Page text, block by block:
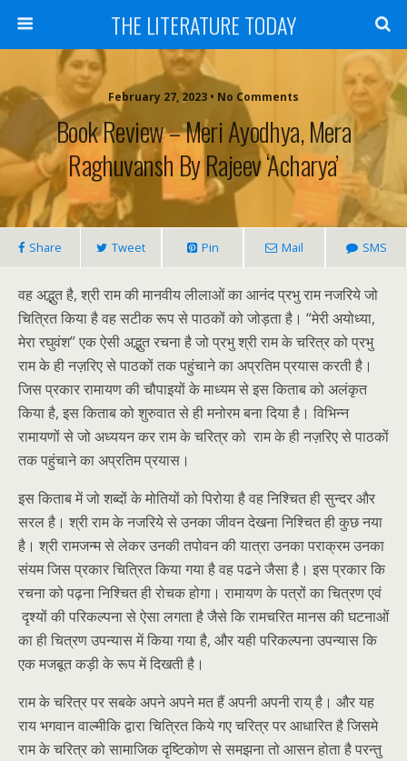
THE LITERATURE TODAY
February 27, 2023 • No Comments
Book Review – Meri Ayodhya, Mera
Raghuvansh By Rajeev ‘Acharya’
Share Tweet Pin Mail SMS
वह अद्भुत है, श्री राम की मानवीय लीलाओं का आनंद प्रभु राम नजरिये जो
चित्रित किया है वह सटीक रूप से पाठकों को जोड़ता है। “मेरी अयोध्या,
मेरा रघुवंश” एक ऐसी अद्भुत रचना है जो प्रभु श्री राम के चरित्र को प्रभु
राम के ही नज़रिए से पाठकों तक पहुंचाने का अप्रतिम प्रयास करती है।
जिस प्रकार रामायण की चौपाइयों के माध्यम से इस किताब को अलंकृत
किया है, इस किताब को शुरुवात से ही मनोरम बना दिया है। विभिन्न
रामायणों से जो अध्ययन कर राम के चरित्र को राम के ही नज़रिए से पाठकों
तक पहुंचाने का अप्रतिम प्रयास।
इस किताब में जो शब्दों के मोतियों को पिरोया है वह निश्चित ही सुन्दर और
सरल है। श्री राम के नजरिये से उनका जीवन देखना निश्चित ही कुछ नया
है। श्री रामजन्म से लेकर उनकी तपोवन की यात्रा उनका पराक्रम उनका
संयम जिस प्रकार चित्रित किया गया है वह पढने जैसा है। इस प्रकार कि
रचना को पढ़ना निश्चित ही रोचक होगा। रामायण के पत्रों का चित्रण एवं
दृश्यों की परिकल्पना से ऐसा लगता है जैसे कि रामचरित मानस की घटनाओं
का ही चित्रण उपन्यास में किया गया है, और यही परिकल्पना उपन्यास कि
एक मजबूत कड़ी के रूप में दिखती है।
राम के चरित्र पर सबके अपने अपने मत हैं अपनी अपनी राय् है। और यह
राय भगवान वाल्मीकि द्वारा चित्रित किये गए चरित्र पर आधारित है जिसमे
राम के चरित्र को सामाजिक दृष्टिकोण से समझना तो आसन होता है परन्तु